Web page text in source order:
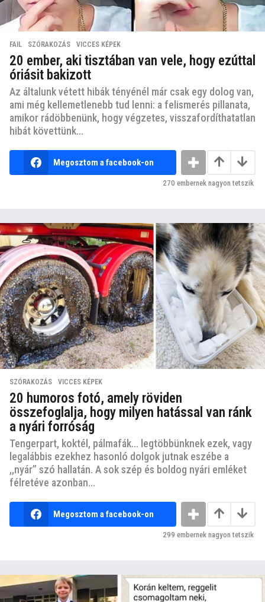
FAIL ,SZÓRAKOZÁS ,VICCES KÉPEK
20 ember, aki tisztában van vele, hogy ezúttal
óriásit bakizott
Az általunk vétett hibák tényénél már csak egy dolog van,
ami még kellemetlenebb tud lenni: a felismerés pillanata,
amikor rádöbbenünk, hogy végzetes, visszafordíthatatlan
hibát követtünk...
Megosztom a facebook-on
270 embernek nagyon tetszik
SZÓRAKOZÁS ,VICCES KÉPEK
20 humoros fotó, amely röviden
összefoglalja, hogy milyen hatással van ránk
a nyári forróság
Tengerpart, koktél, pálmafák… legtöbbünknek ezek, vagy
legalábbis ezekhez hasonló dolgok jutnak eszébe a
,,nyár” szó hallatán. A sok szép és boldog nyári emléket
félretéve azonban...
Megosztom a facebook-on
299 embernek nagyon tetszik